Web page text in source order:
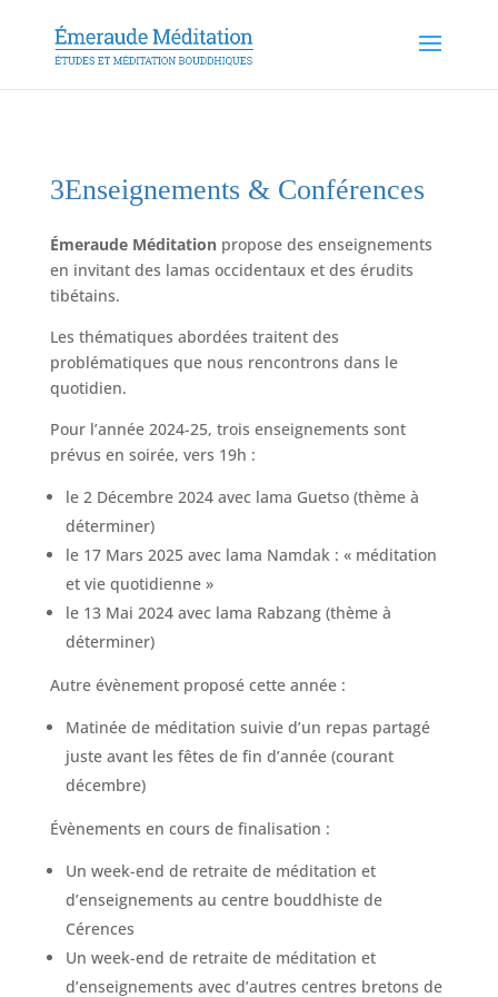
3Enseignements & Conférences
Émeraude Méditationpropose des enseignements
en invitant des lamas occidentaux et des érudits
tibétains.
Les thématiques abordées traitent des
problématiques que nous rencontrons dans le
quotidien.
Pour l’année 2024-25, trois enseignements sont
prévus en soirée, vers 19h :
le 2 Décembre 2024 avec lama Guetso (thème à
déterminer)
le 17 Mars 2025 avec lama Namdak : « méditation
et vie quotidienne »
le 13 Mai 2024 avec lama Rabzang (thème à
déterminer)
Autre évènement proposé cette année :
Matinée de méditation suivie d’un repas partagé
juste avant les fêtes de fin d’année (courant
décembre)
Évènements en cours de finalisation :
Un week-end de retraite de méditation et
d’enseignements au centre bouddhiste de
Cérences
Un week-end de retraite de méditation et
d’enseignements avec d’autres centres bretons de